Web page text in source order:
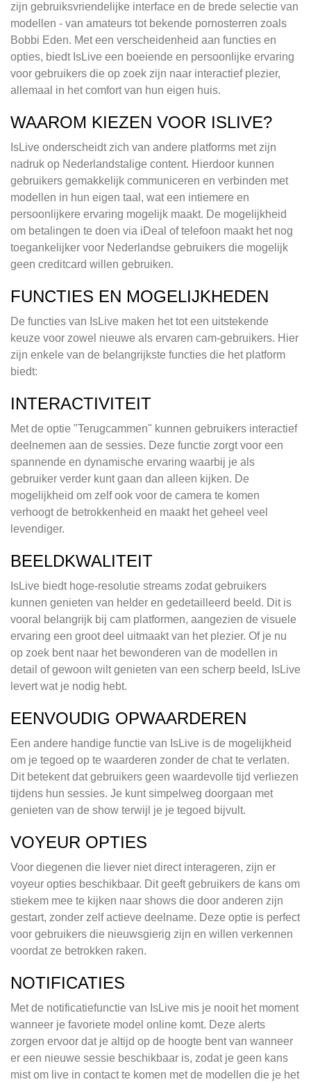
zijn gebruiksvriendelijke interface en de brede selectie van
modellen - van amateurs tot bekende pornosterren zoals
Bobbi Eden. Met een verscheidenheid aan functies en
opties, biedt IsLive een boeiende en persoonlijke ervaring
voor gebruikers die op zoek zijn naar interactief plezier,
allemaal in het comfort van hun eigen huis.
WAAROM KIEZEN VOOR ISLIVE?
IsLive onderscheidt zich van andere platforms met zijn
nadruk op Nederlandstalige content. Hierdoor kunnen
gebruikers gemakkelijk communiceren en verbinden met
modellen in hun eigen taal, wat een intiemere en
persoonlijkere ervaring mogelijk maakt. De mogelijkheid
om betalingen te doen via iDeal of telefoon maakt het nog
toegankelijker voor Nederlandse gebruikers die mogelijk
geen creditcard willen gebruiken.
FUNCTIES EN MOGELIJKHEDEN
De functies van IsLive maken het tot een uitstekende
keuze voor zowel nieuwe als ervaren cam-gebruikers. Hier
zijn enkele van de belangrijkste functies die het platform
biedt:
INTERACTIVITEIT
Met de optie "Terugcammen" kunnen gebruikers interactief
deelnemen aan de sessies. Deze functie zorgt voor een
spannende en dynamische ervaring waarbij je als
gebruiker verder kunt gaan dan alleen kijken. De
mogelijkheid om zelf ook voor de camera te komen
verhoogt de betrokkenheid en maakt het geheel veel
levendiger.
BEELDKWALITEIT
IsLive biedt hoge-resolutie streams zodat gebruikers
kunnen genieten van helder en gedetailleerd beeld. Dit is
vooral belangrijk bij cam platformen, aangezien de visuele
ervaring een groot deel uitmaakt van het plezier. Of je nu
op zoek bent naar het bewonderen van de modellen in
detail of gewoon wilt genieten van een scherp beeld, IsLive
levert wat je nodig hebt.
EENVOUDIG OPWAARDEREN
Een andere handige functie van IsLive is de mogelijkheid
om je tegoed op te waarderen zonder de chat te verlaten.
Dit betekent dat gebruikers geen waardevolle tijd verliezen
tijdens hun sessies. Je kunt simpelweg doorgaan met
genieten van de show terwijl je je tegoed bijvult.
VOYEUR OPTIES
Voor diegenen die liever niet direct interageren, zijn er
voyeur opties beschikbaar. Dit geeft gebruikers de kans om
stiekem mee te kijken naar shows die door anderen zijn
gestart, zonder zelf actieve deelname. Deze optie is perfect
voor gebruikers die nieuwsgierig zijn en willen verkennen
voordat ze betrokken raken.
NOTIFICATIES
Met de notificatiefunctie van IsLive mis je nooit het moment
wanneer je favoriete model online komt. Deze alerts
zorgen ervoor dat je altijd op de hoogte bent van wanneer
er een nieuwe sessie beschikbaar is, zodat je geen kans
mist om live in contact te komen met de modellen die je het